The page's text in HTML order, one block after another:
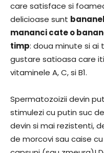
care satisface si
delicioase sunt
mananci cate o
timp: doua minute si ai
gustare satioasa care
vitaminele A, C, si B1.
Spermatozoizii devin
stimulezi cu putin suc de
devin si mai rezistenti,
de morcovi sau caise